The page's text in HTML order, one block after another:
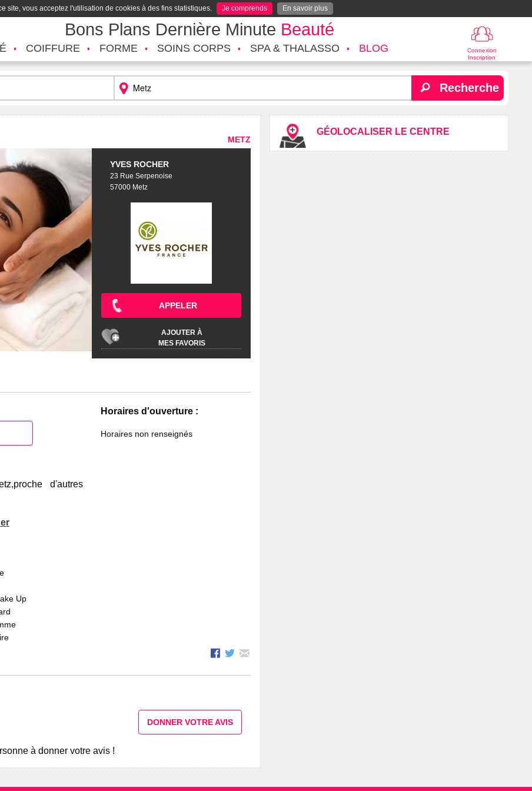
site, vous acceptez l'utilisation de cookies à des fins statistiques. Je comprends En savoir plus
Bons Plans Dernière Minute Beauté
Connexion
Inscription
COIFFURE FORME SOINS CORPS SPA & THALASSO BLOG
Recherche
GÉOLOCALISER LE CENTRE
METZ
YVES ROCHER
23 Rue Serpenoise
57000 Metz
APPELER
AJOUTER À
MES FAVORIS
Horaires d'ouverture :
Horaires non renseignés
d'autres
Up
DONNER VOTRE AVIS
à donner votre avis !